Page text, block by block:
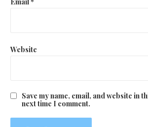
Website
Save my name, email, and website in
next time I comment.